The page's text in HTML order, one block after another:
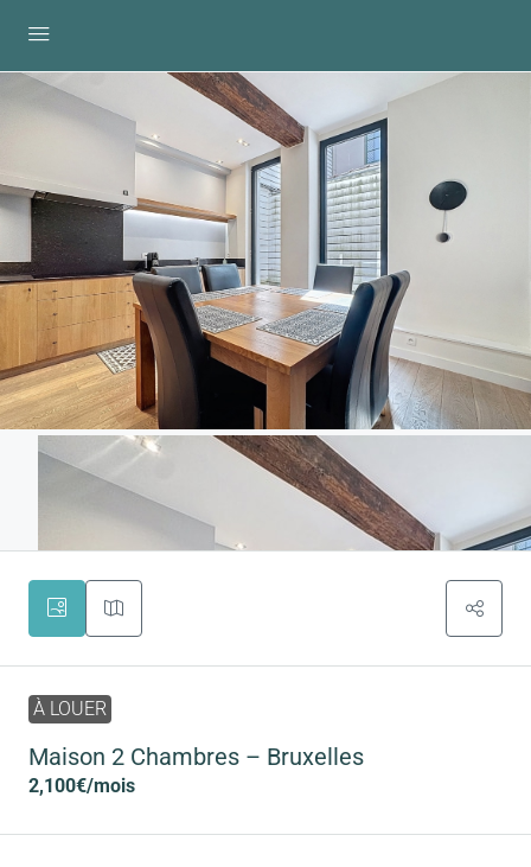
À LOUER
Maison 2 Chambres – Bruxelles
2,100€/mois